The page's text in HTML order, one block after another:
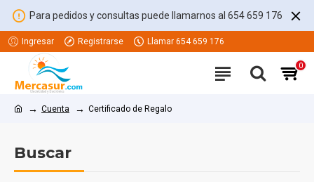
Para pedidos y consultas puede llamarnos al 654 659 176
Ingresar Registrarse Llamar 654 659 176
0
Cuenta Certificado de Regalo
Buscar